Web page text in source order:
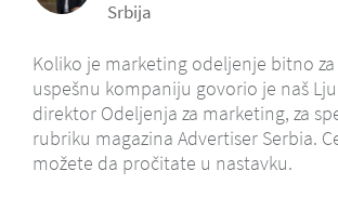
Srbija
Koliko je marketing odeljenje bitno za
uspešnu kompaniju govorio je naš
direktor Odeljenja za marketing, za
rubriku magazina Advertiser Serbia.
možete da pročitate u nastavku.